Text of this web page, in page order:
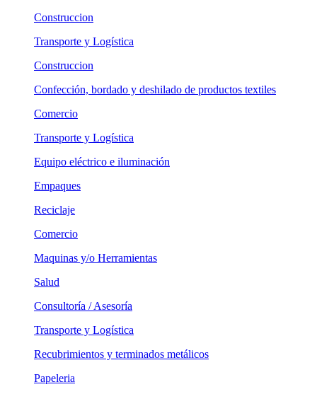
Construccion
Transporte y Logística
Construccion
Confección, bordado y deshilado de productos textiles
Comercio
Transporte y Logística
Equipo eléctrico e iluminación
Empaques
Reciclaje
Comercio
Maquinas y/o Herramientas
Salud
Consultoría / Asesoría
Transporte y Logística
Recubrimientos y terminados metálicos
Papeleria